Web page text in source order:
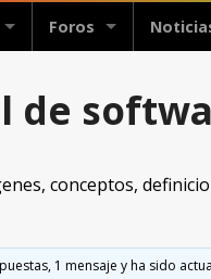
Foros
de
conceptos,
1 mensaje y ha sido